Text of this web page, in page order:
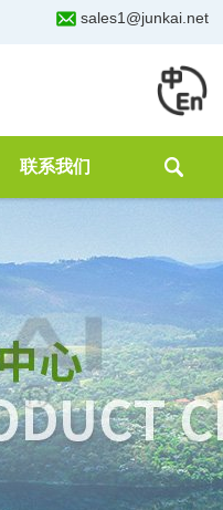
sales1@junkai.net
联系我们